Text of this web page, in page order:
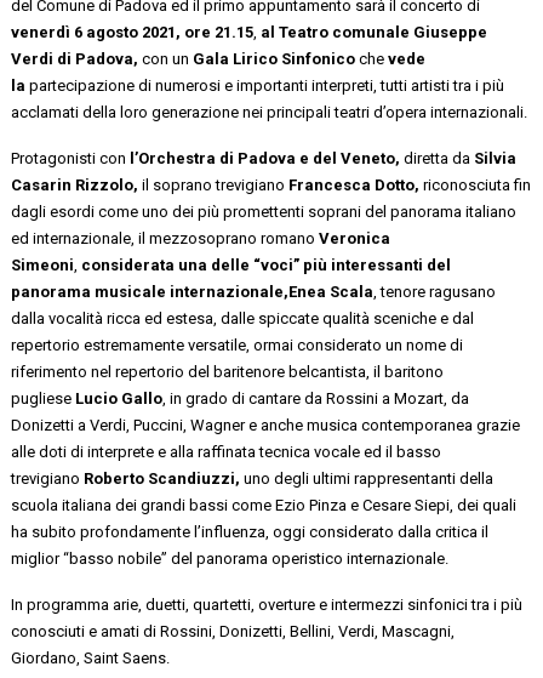
del Comune di Padova ed il primo appuntamento sarà il concerto di
venerdì 6 agosto 2021, ore 21.15, al Teatro comunale Giuseppe
Verdi di Padova,con un Gala Lirico Sinfonicoche vede
la partecipazione di numerosi e importanti interpreti, tutti artisti tra i più
acclamati della loro generazione nei principali teatri d’opera internazionali.
Protagonisti con l’Orchestra di Padova e del Veneto, diretta da Silvia
Casarin Rizzolo, il soprano trevigiano Francesca Dotto,riconosciuta fin
dagli esordi come uno dei più promettenti soprani del panorama italiano
ed internazionale, il mezzosoprano romanoVeronica
Simeoni, considerata una delle “voci” più interessanti del
panorama musicale internazionale,Enea Scala, tenore ragusano
dalla vocalità ricca ed estesa, dalle spiccate qualità sceniche e dal
repertorio estremamente versatile, ormai considerato un nome di
riferimento nel repertorio del baritenore belcantista, il baritono
pugliese Lucio Gallo, in grado di cantare da Rossini a Mozart, da
Donizetti a Verdi, Puccini, Wagner e anche musica contemporanea grazie
alle doti di interprete e alla raffinata tecnica vocale ed il basso
trevigiano Roberto Scandiuzzi,uno degli ultimi rappresentanti della
scuola italiana dei grandi bassi come Ezio Pinza e Cesare Siepi, dei quali
ha subito profondamente l’influenza, oggi considerato dalla critica il
miglior “basso nobile” del panorama operistico internazionale.
In programma arie, duetti, quartetti, overture e intermezzi sinfonici tra i più
conosciuti e amati di Rossini, Donizetti, Bellini, Verdi, Mascagni,
Giordano, Saint Saens.